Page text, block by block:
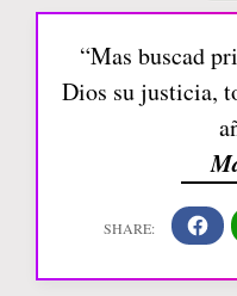
“Mas buscad
Dios su justicia,